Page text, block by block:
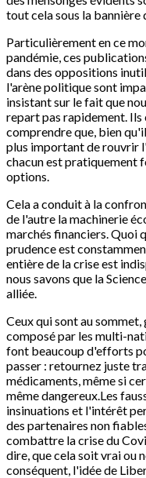
tout cela sous la bannière
Particulièrement en ce
pandémie, ces
dans des oppositions
l'arène politique sont
insistant sur le fait que
repart pas rapidement.
comprendre que, bien
plus important de rouvrir
chacun est pratiquement
options.
Cela a conduit à la
de l'autre la machinerie
marchés financiers. Quoi
prudence est
entière de la crise est
nous savons que la
alliée.
Ceux qui sont au sommet,
composé par les multi-
font beaucoup d'efforts
passer : retournez juste
médicaments, même si
même dangereux.Les
insinuations et l'intérêt
des partenaires non
combattre la crise du
dire, que cela soit vrai ou
conséquent, l'idée de